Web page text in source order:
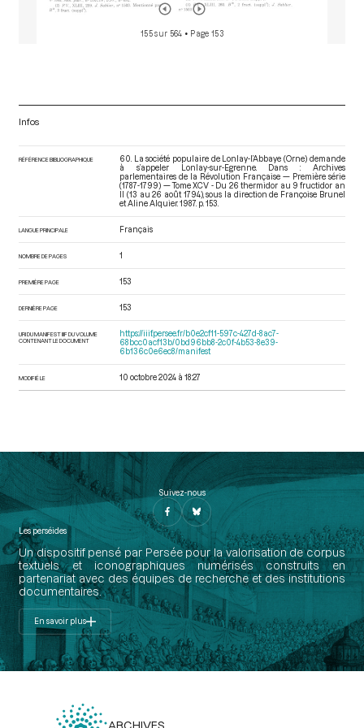
155 sur 564 • Page 153
Infos
RÉFÉRENCE BIBLIOGRAPHIQUE
60. La société populaire de Lonlay-l’Abbaye (Orne) demande
à s’appeler Lonlay-sur-Egrenne. Dans : Archives
parlementaires de la Révolution Française — Première série
(1787-1799) — Tome XCV - Du 26 thermidor au 9 fructidor an
II (13 au 26 août 1794), sous la direction de Françoise Brunel
et Aline Alquier. 1987. p. 153.
LANGUE PRINCIPALE Français
NOMBRE DE PAGES 1
PREMIÈRE PAGE 153
DERNIÈRE PAGE 153
URI DU MANIFEST IIIF DU VOLUME
CONTENANT LE DOCUMENT
https://iiif.persee.fr/b0e2cf11-597c-427d-8ac7-
68bcc0acf13b/0bd96bb8-2c0f-4b53-8e39-
6b136c0e6ec8/manifest
MODIFIÉ LE 10 octobre 2024 à 18:27
Suivez-nous
Les perséides
Un dispositif pensé par Persée pour la valorisation de corpus
textuels et iconographiques numérisés construits en
partenariat avec des équipes de recherche et des institutions
documentaires.
En savoir plus